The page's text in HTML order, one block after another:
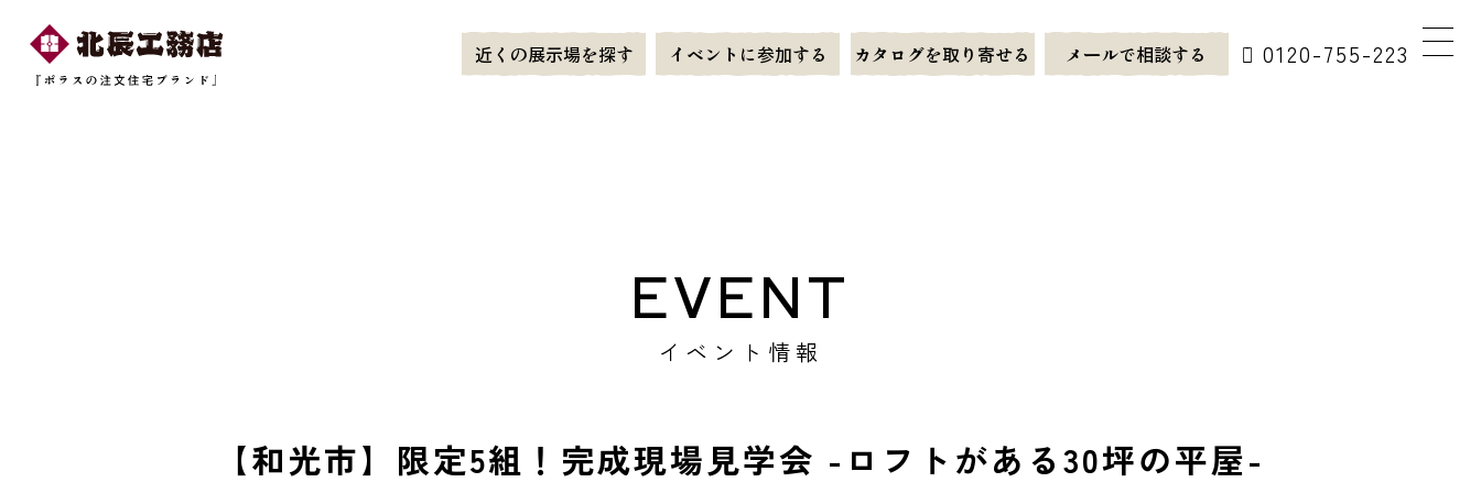
近くの展示場を探す イベントに参加する カタログを取り寄せる メールで相談する 0120-755-223
EVENT
イベント情報
【和光市】限定5組！完成現場見学会 -ロフトがある30坪の平屋-